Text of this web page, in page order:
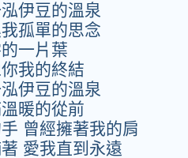
伊豆的溫泉
孤單的思念
一片葉
我的終結
伊豆的溫泉
暖的從前
曾經擁著我的肩
愛我直到永遠